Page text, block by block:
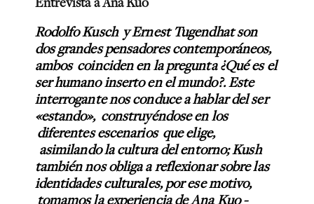
Rodolfo Kusch y Ernest Tugendhat son
dos grandes pensadores contemporáneos,
ambos coinciden en la pregunta ¿Qué es el
ser humano inserto en el mundo?. Este
interrogante nos conduce a hablar del ser
«estando», construyéndose en los
diferentes escenarios que elige,
asimilando la cultura del entorno; Kush
también nos obliga a reflexionar sobre las
identidades culturales, por ese motivo,
tomamos la experiencia de Ana Kuo -